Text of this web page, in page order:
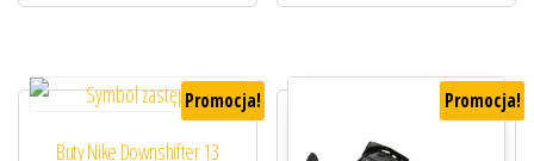
Promocja!
Buty Nike Downshifter 13
Promocja!